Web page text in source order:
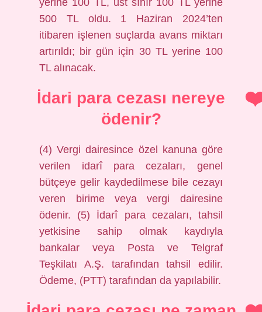
yerine 100 TL, üst sınır 100 TL yerine
500 TL oldu. 1 Haziran 2024’ten
itibaren işlenen suçlarda avans miktarı
artırıldı; bir gün için 30 TL yerine 100
TL alınacak.
İdari para cezası nereye
ödenir?
(4) Vergi dairesince özel kanuna göre
verilen idarî para cezaları, genel
bütçeye gelir kaydedilmese bile cezayı
veren birime veya vergi dairesine
ödenir. (5) İdarî para cezaları, tahsil
yetkisine sahip olmak kaydıyla
bankalar veya Posta ve Telgraf
Teşkilatı A.Ş. tarafından tahsil edilir.
Ödeme, (PTT) tarafından da yapılabilir.